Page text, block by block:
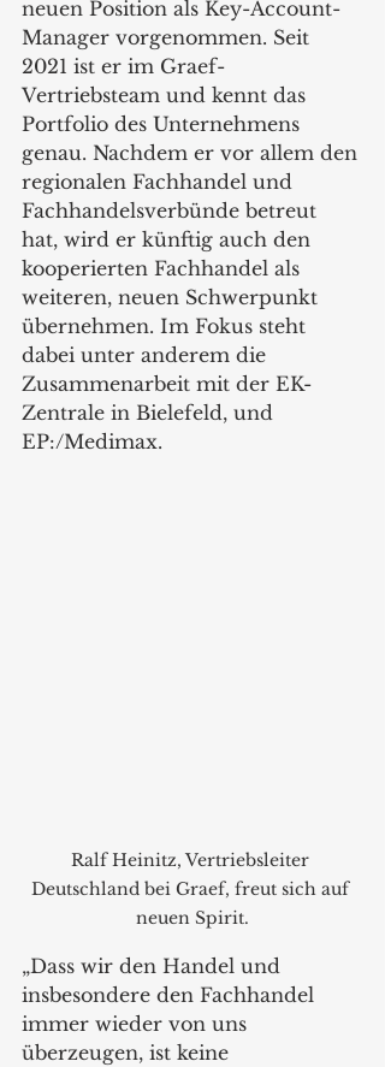
neuen Position als Key-Account-
Manager vorgenommen. Seit
2021 ist er im Graef-
Vertriebsteam und kennt das
Portfolio des Unternehmens
genau. Nachdem er vor allem den
regionalen Fachhandel und
Fachhandelsverbünde betreut
hat, wird er künftig auch den
kooperierten Fachhandel als
weiteren, neuen Schwerpunkt
übernehmen. Im Fokus steht
dabei unter anderem die
Zusammenarbeit mit der EK-
Zentrale in Bielefeld, und
EP:/Medimax.
Ralf Heinitz, Vertriebsleiter
Deutschland bei Graef, freut sich auf
neuen Spirit.
„Dass wir den Handel und
insbesondere den Fachhandel
immer wieder von uns
überzeugen, ist keine